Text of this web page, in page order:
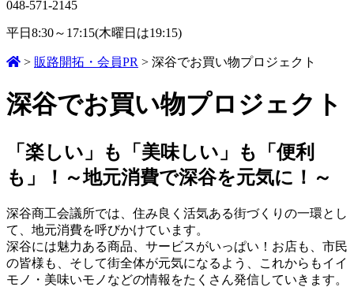
048-571-2145
平日8:30～17:15(木曜日は19:15)
> 販路開拓・会員PR > 深谷でお買い物プロジェクト
深谷でお買い物プロジェクト
「楽しい」も「美味しい」も「便利
も」！～地元消費で深谷を元気に！～
深谷商工会議所では、住み良く活気ある街づくりの一環とし
て、地元消費を呼びかけています。
深谷には魅力ある商品、サービスがいっぱい！お店も、市民
の皆様も、そして街全体が元気になるよう、これからもイイ
モノ・美味いモノなどの情報をたくさん発信していきます。